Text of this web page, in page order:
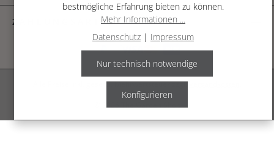
ZAHLUNGSARTEN
Alle Preise inkl. gesetzl. Mehrwertsteuer zzgl.
bestmögliche Erfahrung bieten zu können.
Mehr Informationen ...
Datenschutz | Impressum
Nur technisch notwendige
Konfigurieren